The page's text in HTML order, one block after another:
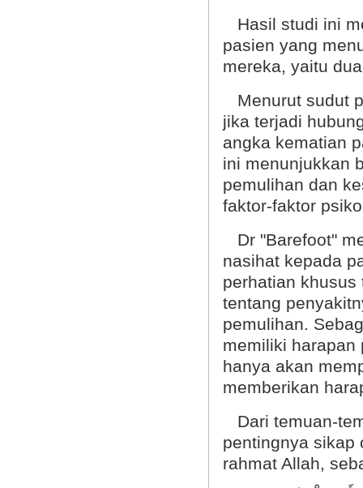
Hasil studi ini
pasien yang
mereka, yaitu
Menurut sudut
jika terjadi
angka kematian
ini menunjukkan
pemulihan dan
faktor-faktor
Dr "Barefoot"
nasihat kepada
perhatian
tentang
pemulihan.
memiliki harapan
hanya akan
memberikan
Dari temuan-
pentingnya sikap
rahmat Allah,